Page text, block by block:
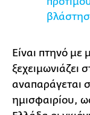
Είναι πτηνό με
ξεχειμωνιάζει
αναπαράγεται
ημισφαιρίου,